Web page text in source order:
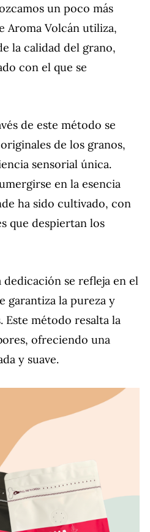
un poco más
Aroma Volcán utiliza,
la calidad del grano,
con el que se
de este método se
de los granos,
sensorial única.
en la esencia
ha sido cultivado, con
que despiertan los
dedicación se refleja en el
garantiza la pureza y
Este método resalta la
ofreciendo una
y suave.